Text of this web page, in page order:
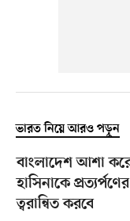
ভারত নিয়ে আরও পড়ুন
বাংলাদেশ আশা
হাসিনাকে প্রত্যর্পণের
ত্বরান্বিত করবে